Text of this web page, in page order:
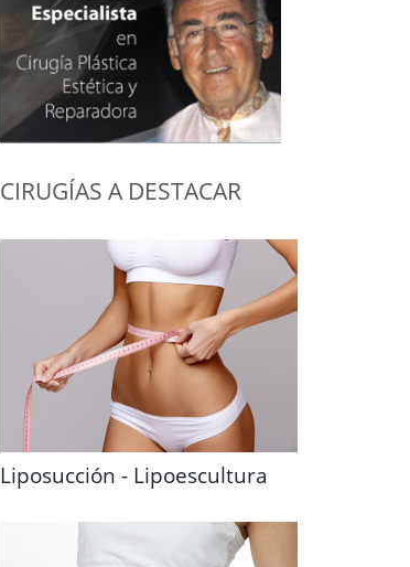
CIRUGÍAS A DESTACAR
Liposucción - Lipoescultura